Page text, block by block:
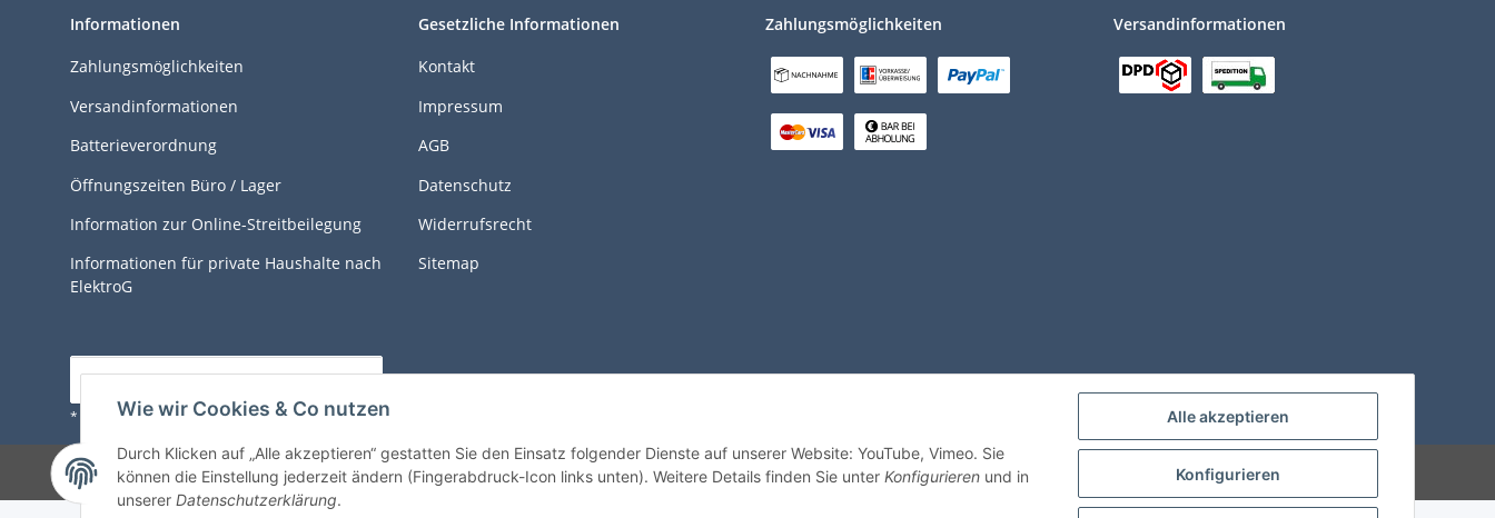
Alle akzeptieren
Konfigurieren
Wie wir Cookies & Co nutzen
Durch Klicken auf „Alle akzeptieren“ gestatten Sie den Einsatz folgender Dienste auf unserer Website: YouTube, Vimeo. Sie
können die Einstellung jederzeit ändern (Fingerabdruck-Icon links unten). Weitere Details finden Sie unter Konfigurieren und in
unserer Datenschutzerklärung.
Informationen
Zahlungsmöglichkeiten
Versandinformationen
Batterieverordnung
Öffnungszeiten Büro / Lager
Information zur Online-Streitbeilegung
Informationen für private Haushalte nach
ElektroG
Gesetzliche Informationen
Kontakt
Impressum
AGB
Datenschutz
Widerrufsrecht
Sitemap
Zahlungsmöglichkeiten Versandinformationen
Vertrag widerrufen
* Alle Preise inkl. gesetzlicher USt., zzgl. Versand
© 2026 i-sells GmbH